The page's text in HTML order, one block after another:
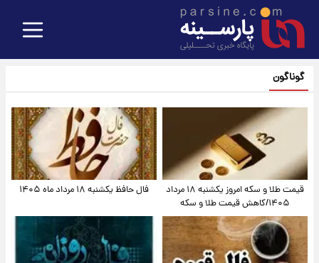
گوناگون
قیمت طلا و سکه امروز یکشنبه ۱۸ مرداد
۱۴۰۵/کاهش قیمت طلا و سکه
فال حافظ یکشنبه ۱۸ مرداد ماه ۱۴۰۵